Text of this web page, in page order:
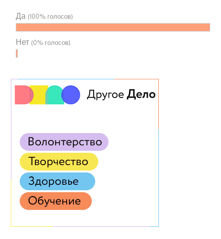
Да (100% голосов)
Нет (0% голосов)